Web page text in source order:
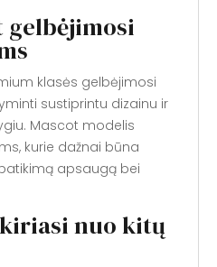
gelbėjimosi
klasės gelbėjimosi
sustiprintu dizainu ir
Mascot modelis
kurie dažnai būna
apsaugą bei
nuo kitų